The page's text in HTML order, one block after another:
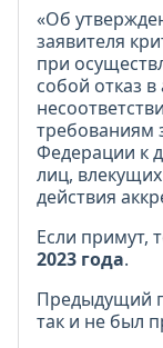
«Об
заявителя
при
собой отказ
требованиям
Федерации к
лиц,
действия
Если примут,
2023 года.
Предыдущий
так и не был